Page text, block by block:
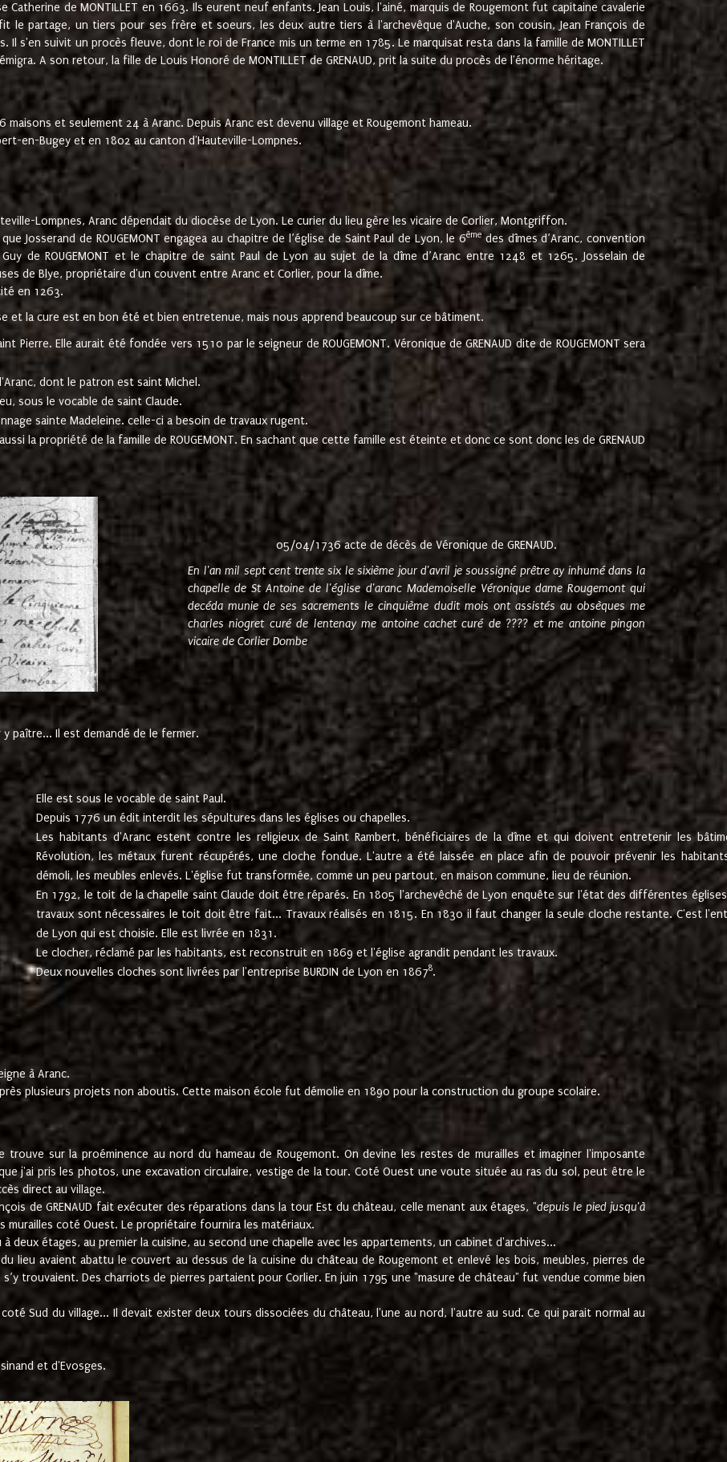
Catherine de MONTILLET en 1663. Ils eurent neuf enfants. Jean Louis, l'ainé, marquis de Rougemont fut capitaine cavalerie
le partage, un tiers pour ses frère et soeurs, les deux autre tiers à l'archevêque d'Auche, son cousin, Jean François de
Il s'en suivit un procès fleuve, dont le roi de France mis un terme en 1785. Le marquisat resta dans la famille de MONTILLET
A son retour, la fille de Louis Honoré de MONTILLET de GRENAUD, prit la suite du procès de l'énorme héritage.
et seulement 24 à Aranc. Depuis Aranc est devenu village et Rougemont hameau.
en-Bugey et en 1802 au canton d'Hauteville-Lompnes.
Lompnes, Aranc dépendait du diocèse de Lyon. Le curier du lieu gère les vicaire de Corlier, Montgriffon.
Josserand de ROUGEMONT engagea au chapitre de l’église de Saint Paul de Lyon, le 6ème des dîmes d’Aranc, convention
de ROUGEMONT et le chapitre de saint Paul de Lyon au sujet de la dîme d’Aranc entre 1248 et 1265. Josselain de
de Blye, propriétaire d'un couvent entre Aranc et Corlier, pour la dîme.
en 1263.
la cure est en bon été et bien entretenue, mais nous apprend beaucoup sur ce bâtiment.
Pierre. Elle aurait été fondée vers 1510 par le seigneur de ROUGEMONT. Véronique de GRENAUD dite de ROUGEMONT sera
dont le patron est saint Michel.
sous le vocable de saint Claude.
sainte Madeleine. celle-ci a besoin de travaux rugent.
la propriété de la famille de ROUGEMONT. En sachant que cette famille est éteinte et donc ce sont donc les de GRENAUD
05/04/1736 acte de décès de Véronique de GRENAUD.
En l'an mil sept cent trente six le sixième jour d'avril je soussigné prêtre ay inhumé dans la
chapelle de St Antoine de l'église d'aranc Mademoiselle Véronique dame Rougemont qui
decéda munie de ses sacrements le cinquième dudit mois ont assistés au obsèques me
charles niogret curé de lentenay me antoine cachet curé de ???? et me antoine pingon
vicaire de Corlier Dombe
paître... Il est demandé de le fermer.
Elle est sous le vocable de saint Paul.
Depuis 1776 un édit interdit les sépultures dans les églises ou chapelles.
Les habitants d'Aranc estent contre les religieux de Saint Rambert, bénéficiaires de la dîme et qui doivent entretenir les
Révolution, les métaux furent récupérés, une cloche fondue. L'autre a été laissée en place afin de pouvoir prévenir les
démoli, les meubles enlevés. L'église fut transformée, comme un peu partout, en maison commune, lieu de réunion.
En 1792, le toit de la chapelle saint Claude doit être réparés. En 1805 l'archevêché de Lyon enquête sur l'état des différentes
travaux sont nécessaires le toit doit être fait... Travaux réalisés en 1815. En 1830 il faut changer la seule cloche restante. C'est
de Lyon qui est choisie. Elle est livrée en 1831.
Le clocher, réclamé par les habitants, est reconstruit en 1869 et l'église agrandit pendant les travaux.
Deux nouvelles cloches sont livrées par l'entreprise BURDIN de Lyon en 18678.
à Aranc.
plusieurs projets non aboutis. Cette maison école fut démolie en 1890 pour la construction du groupe scolaire.
trouve sur la proéminence au nord du hameau de Rougemont. On devine les restes de murailles et imaginer l'imposante
j'ai pris les photos, une excavation circulaire, vestige de la tour. Coté Ouest une voute située au ras du sol, peut être le
direct au village.
de GRENAUD fait exécuter des réparations dans la tour Est du château, celle menant aux étages, "depuis le pied jusqu'à
murailles coté Ouest. Le propriétaire fournira les matériaux.
deux étages, au premier la cuisine, au second une chapelle avec les appartements, un cabinet d'archives...
lieu avaient abattu le couvert au dessus de la cuisine du château de Rougemont et enlevé les bois, meubles, pierres de
trouvaient. Des charriots de pierres partaient pour Corlier. En juin 1795 une "masure de château" fut vendue comme bien
Sud du village... Il devait exister deux tours dissociées du château, l'une au nord, l'autre au sud. Ce qui parait normal au
et d'Evosges.